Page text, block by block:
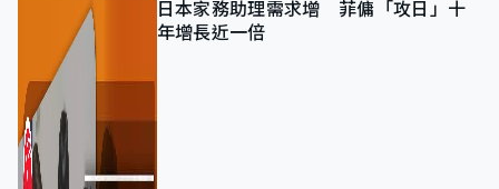
日本家務助理需求增 菲傭「攻日」十
年增長近一倍